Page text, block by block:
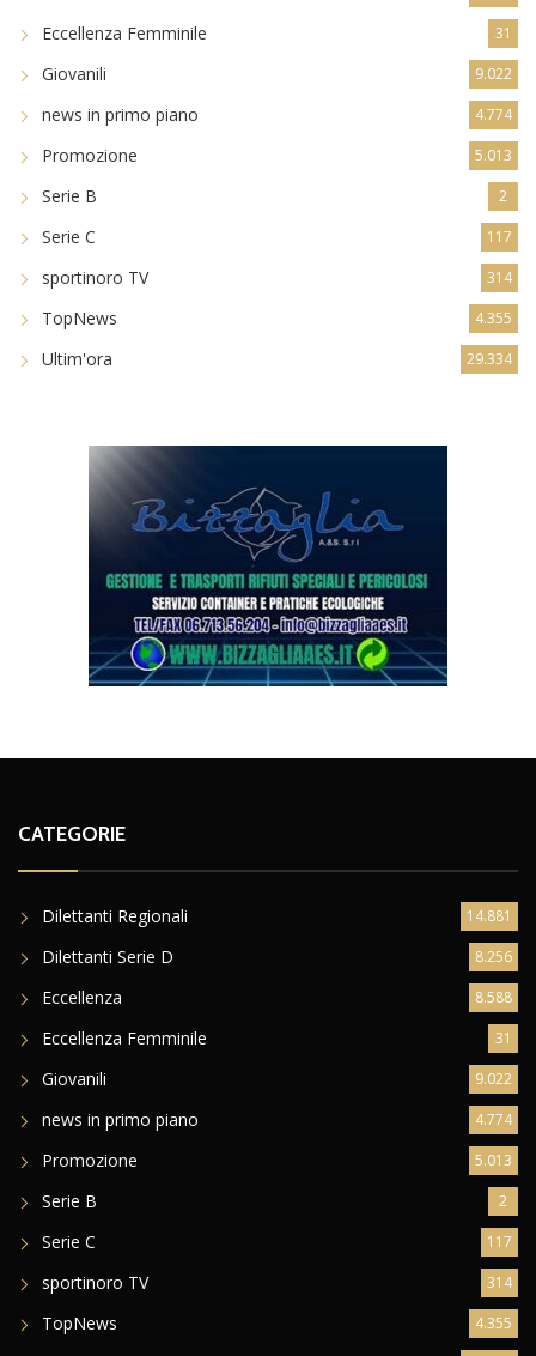
Eccellenza Femminile 31
Giovanili 9.022
news in primo piano 4.774
Promozione 5.013
Serie B 2
Serie C 117
sportinoro TV 314
TopNews 4.355
Ultim'ora 29.334
CATEGORIE
Dilettanti Regionali 14.881
Dilettanti Serie D 8.256
Eccellenza 8.588
Eccellenza Femminile 31
Giovanili 9.022
news in primo piano 4.774
Promozione 5.013
Serie B 2
Serie C 117
sportinoro TV 314
TopNews 4.355